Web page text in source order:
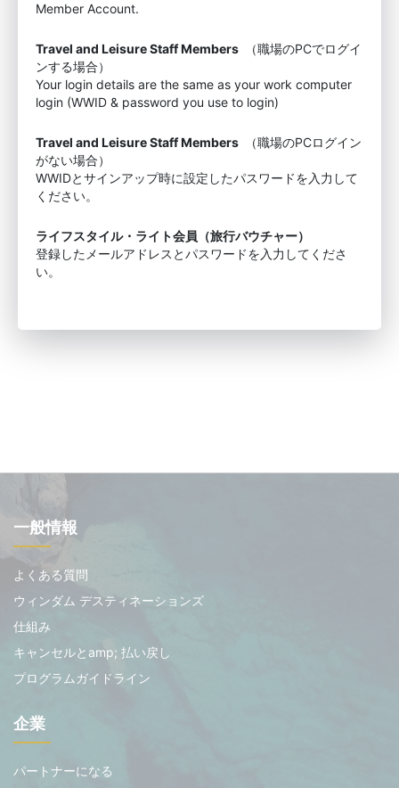
Member Account.
Travel and Leisure Staff Members
（職場のPCでログイ
ンする場合）
Your login details are the same as your work computer
login (WWID & password you use to login)
Travel and Leisure Staff Members
（職場のPCログイン
がない場合）
WWIDとサインアップ時に設定したパスワードを入力して
ください。
ライフスタイル・ライト会員（旅行バウチャー）
登録したメールアドレスとパスワードを入力してくださ
い。
一般情報
よくある質問
ウィンダム デスティネーションズ
仕組み
キャンセルとamp; 払い戻し
プログラムガイドライン
企業
パートナーになる